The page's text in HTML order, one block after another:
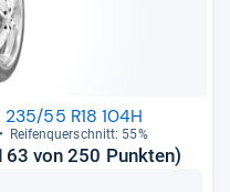
55 R18 104H
Rei­fen­quer­schnitt: 55%
von 250 Punkten)